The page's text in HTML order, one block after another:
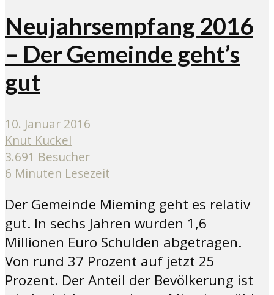
Neujahrsempfang 2016
– Der Gemeinde geht’s
gut
10. Januar 2016
Knut Kuckel
3.691 Besucher
6 Minuten Lesezeit
Der Gemeinde Mieming geht es relativ
gut. In sechs Jahren wurden 1,6
Millionen Euro Schulden abgetragen.
Von rund 37 Prozent auf jetzt 25
Prozent. Der Anteil der Bevölkerung ist